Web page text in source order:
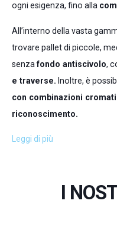
ogni esigenza, fino alla
All’interno della vasta
trovare pallet di piccole,
senza fondo antiscivolo,
e traverse. Inoltre, è
con combinazioni
riconoscimento.
Leggi di più
I